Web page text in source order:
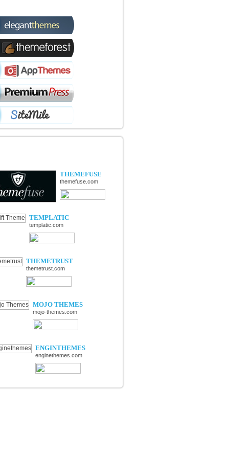
THEMEFUSE
themefuse.com
TEMPLATIC
templatic.com
THEMETRUST
themetrust.com
MOJO THEMES
mojo-themes.com
ENGINTHEMES
enginethemes.com